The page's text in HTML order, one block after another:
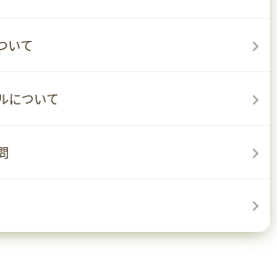
いて
について